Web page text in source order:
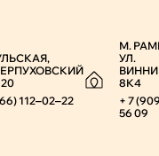
112‒02‒22
М.
УЛ.
8К4
+ 7
56 09